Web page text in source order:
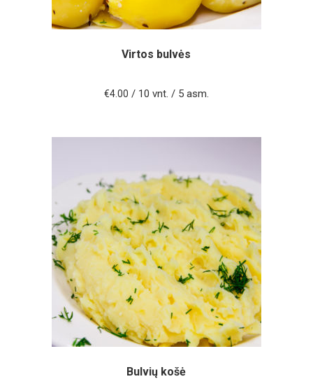
Virtos bulvės
€4.00 / 10 vnt. / 5 asm.
Bulvių košė